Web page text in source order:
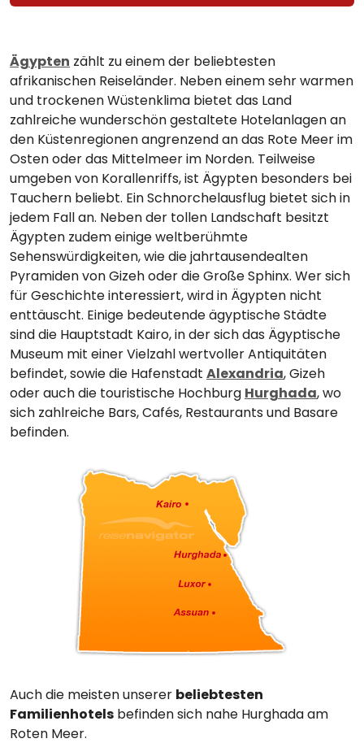
Ägypten zählt zu einem der beliebtesten
afrikanischen Reiseländer. Neben einem sehr warmen
und trockenen Wüstenklima bietet das Land
zahlreiche wunderschön gestaltete Hotelanlagen an
den Küstenregionen angrenzend an das Rote Meer im
Osten oder das Mittelmeer im Norden. Teilweise
umgeben von Korallenriffs, ist Ägypten besonders bei
Tauchern beliebt. Ein Schnorchelausflug bietet sich in
jedem Fall an. Neben der tollen Landschaft besitzt
Ägypten zudem einige weltberühmte
Sehenswürdigkeiten, wie die jahrtausendealten
Pyramiden von Gizeh oder die Große Sphinx. Wer sich
für Geschichte interessiert, wird in Ägypten nicht
enttäuscht. Einige bedeutende ägyptische Städte
sind die Hauptstadt Kairo, in der sich das Ägyptische
Museum mit einer Vielzahl wertvoller Antiquitäten
befindet, sowie die Hafenstadt Alexandria, Gizeh
oder auch die touristische Hochburg Hurghada, wo
sich zahlreiche Bars, Cafés, Restaurants und Basare
befinden.
Auch die meisten unserer beliebtesten
Familienhotels befinden sich nahe Hurghada am
Roten Meer.